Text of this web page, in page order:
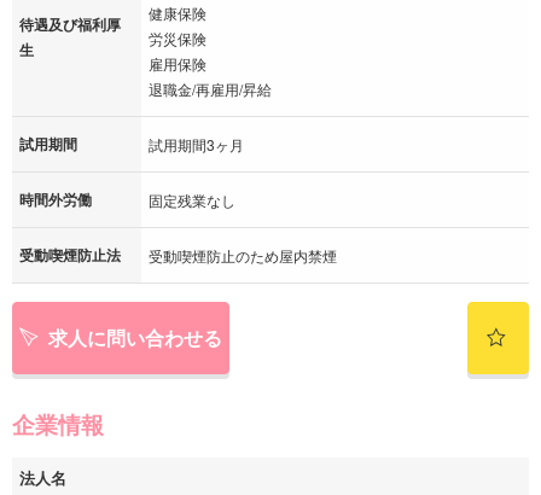
待遇及び福利厚
生
健康保険
労災保険
雇用保険
退職金/再雇用/昇給
試用期間 試用期間3ヶ月
時間外労働 固定残業なし
受動喫煙防止法 受動喫煙防止のため屋内禁煙
求人に問い合わせる
企業情報
法人名